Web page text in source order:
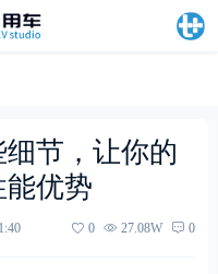
节，让你的
优势
0 27.08W 0